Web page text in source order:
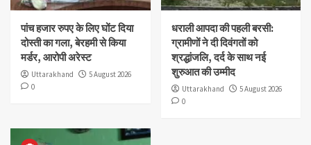
पांच हजार रुपए के लिए घोंट दिया
दोस्ती का गला, बेरहमी से किया
मर्डर, आरोपी अरेस्ट
Uttarakhand
5 August 2026
0
धराली आपदा की पहली बरसी:
ग्रामीणों ने दी दिवंगतों को
श्रद्धांजलि, दर्द के साथ नई
शुरुआत की उम्मीद
Uttarakhand
5 August 2026
0